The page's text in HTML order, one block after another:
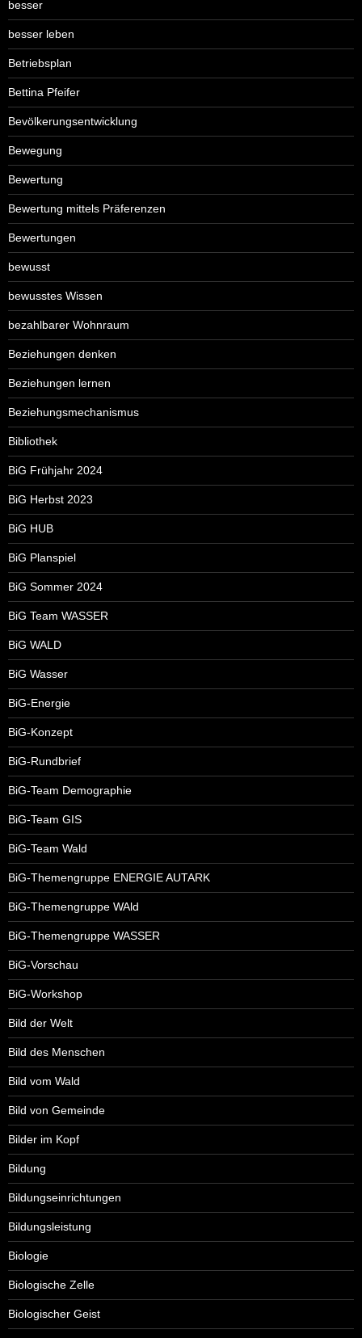
besser
besser leben
Betriebsplan
Bettina Pfeifer
Bevölkerungsentwicklung
Bewegung
Bewertung
Bewertung mittels Präferenzen
Bewertungen
bewusst
bewusstes Wissen
bezahlbarer Wohnraum
Beziehungen denken
Beziehungen lernen
Beziehungsmechanismus
Bibliothek
BiG Frühjahr 2024
BiG Herbst 2023
BiG HUB
BiG Planspiel
BiG Sommer 2024
BiG Team WASSER
BiG WALD
BiG Wasser
BiG-Energie
BiG-Konzept
BiG-Rundbrief
BiG-Team Demographie
BiG-Team GIS
BiG-Team Wald
BiG-Themengruppe ENERGIE AUTARK
BiG-Themengruppe WAld
BiG-Themengruppe WASSER
BiG-Vorschau
BiG-Workshop
Bild der Welt
Bild des Menschen
Bild vom Wald
Bild von Gemeinde
Bilder im Kopf
Bildung
Bildungseinrichtungen
Bildungsleistung
Biologie
Biologische Zelle
Biologischer Geist